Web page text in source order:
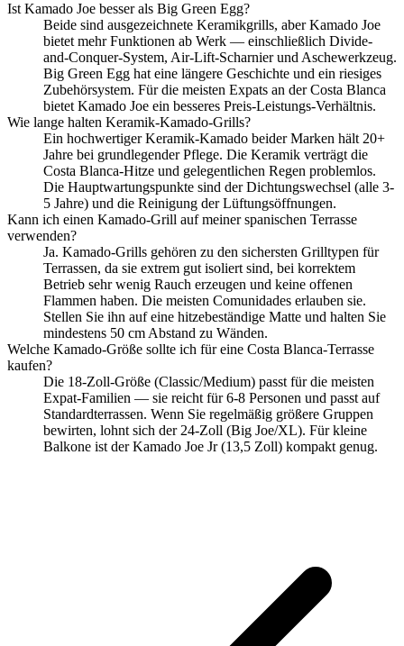
Ist Kamado Joe besser als Big Green Egg?
Beide sind ausgezeichnete Keramikgrills, aber Kamado Joe
bietet mehr Funktionen ab Werk — einschließlich Divide-
and-Conquer-System, Air-Lift-Scharnier und Aschewerkzeug.
Big Green Egg hat eine längere Geschichte und ein riesiges
Zubehörsystem. Für die meisten Expats an der Costa Blanca
bietet Kamado Joe ein besseres Preis-Leistungs-Verhältnis.
Wie lange halten Keramik-Kamado-Grills?
Ein hochwertiger Keramik-Kamado beider Marken hält 20+
Jahre bei grundlegender Pflege. Die Keramik verträgt die
Costa Blanca-Hitze und gelegentlichen Regen problemlos.
Die Hauptwartungspunkte sind der Dichtungswechsel (alle 3-
5 Jahre) und die Reinigung der Lüftungsöffnungen.
Kann ich einen Kamado-Grill auf meiner spanischen Terrasse
verwenden?
Ja. Kamado-Grills gehören zu den sichersten Grilltypen für
Terrassen, da sie extrem gut isoliert sind, bei korrektem
Betrieb sehr wenig Rauch erzeugen und keine offenen
Flammen haben. Die meisten Comunidades erlauben sie.
Stellen Sie ihn auf eine hitzebeständige Matte und halten Sie
mindestens 50 cm Abstand zu Wänden.
Welche Kamado-Größe sollte ich für eine Costa Blanca-Terrasse
kaufen?
Die 18-Zoll-Größe (Classic/Medium) passt für die meisten
Expat-Familien — sie reicht für 6-8 Personen und passt auf
Standardterrassen. Wenn Sie regelmäßig größere Gruppen
bewirten, lohnt sich der 24-Zoll (Big Joe/XL). Für kleine
Balkone ist der Kamado Joe Jr (13,5 Zoll) kompakt genug.